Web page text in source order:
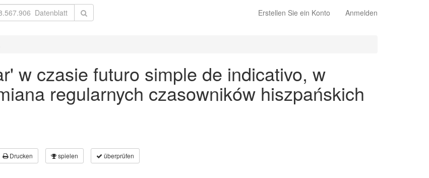
Erstellen Sie ein Konto Anmelden
w czasie futuro simple de indicativo, w
regularnych czasowników hiszpańskich
Drucken spielen überprüfen